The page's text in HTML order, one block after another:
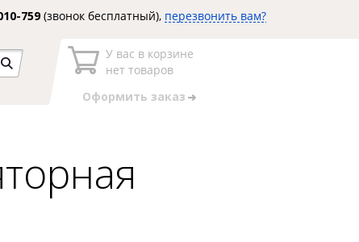
759(звонок бесплатный), перезвонить вам?
У вас в корзине
нет товаров
Оформить заказ